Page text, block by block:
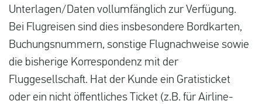
Unterlagen/Daten vollumfänglich zur Verfügung.
Bei Flugreisen sind dies insbesondere Bordkarten,
Buchungsnummern, sonstige Flugnachweise sowie
die bisherige Korrespondenz mit der
Fluggesellschaft. Hat der Kunde ein Gratisticket
oder ein nicht öffentliches Ticket (z.B. für Airline-